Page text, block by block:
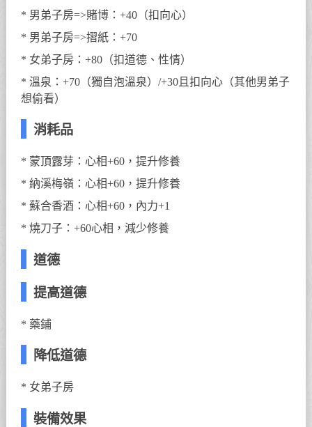
* 男弟子房=>賭博：+40（扣向心）
* 男弟子房=>摺紙：+70
* 女弟子房：+80（扣道德、性情）
* 溫泉：+70（獨自泡溫泉）/+30且扣向心（其他男弟子
想偷看）
消耗品
* 蒙頂露芽：心相+60，提升修養
* 納溪梅嶺：心相+60，提升修養
* 蘇合香酒：心相+60，內力+1
* 燒刀子：+60心相，減少修養
道德
提高道德
* 藥鋪
降低道德
* 女弟子房
裝備效果